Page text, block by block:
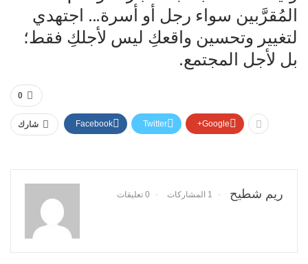
المُقرَّبين سواء رجل أو أسرة… اجتهدي
لتغيير وتحسين واقعكِ ليس لأجلكِ فقط؛
بل لأجل المجتمع.
0
شارك Facebook Twitter Google+
ريم شطيح 1 المشاركات 0 تعليقات